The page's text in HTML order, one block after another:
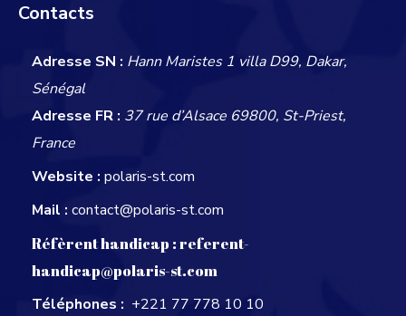
Contacts
Adresse SN : Hann Maristes 1 villa D99, Dakar,
Sénégal
Adresse FR : 37 rue d’Alsace 69800, St-Priest,
France
Website : polaris-st.com
Mail : contact@polaris-st.com
Réfèrent handicap :referent-
handicap@polaris-st.com
Téléphones : +221 77 778 10 10